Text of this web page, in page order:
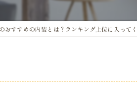
おすすめの内装とは？ランキング上位に入って